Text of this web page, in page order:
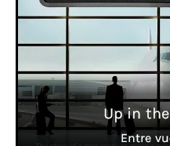
Up in
Entre